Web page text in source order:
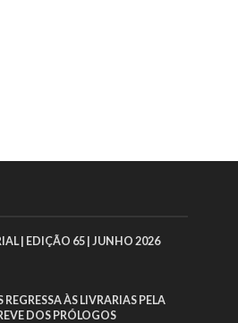
| EDIÇÃO 65 | JUNHO 2026
REGRESSA ÀS LIVRARIAS PELA
DOS PRÓLOGOS